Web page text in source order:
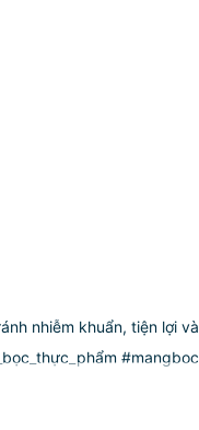
nhiễm khuẩn, tiện lợi